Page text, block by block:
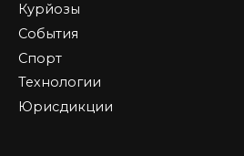
Курйозы
События
Спорт
Технологии
Юрисдикции